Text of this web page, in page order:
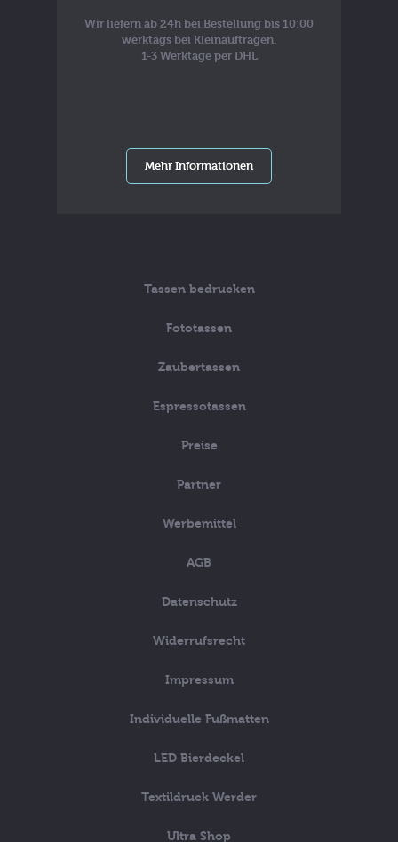
Wir liefern ab 24h bei Bestellung bis 10:00
werktags bei Kleinaufträgen.
1-3 Werktage per DHL
Mehr Informationen
Tassen bedrucken
Fototassen
Zaubertassen
Espressotassen
Preise
Partner
Werbemittel
AGB
Datenschutz
Widerrufsrecht
Impressum
Individuelle Fußmatten
LED Bierdeckel
Textildruck Werder
Ultra Shop